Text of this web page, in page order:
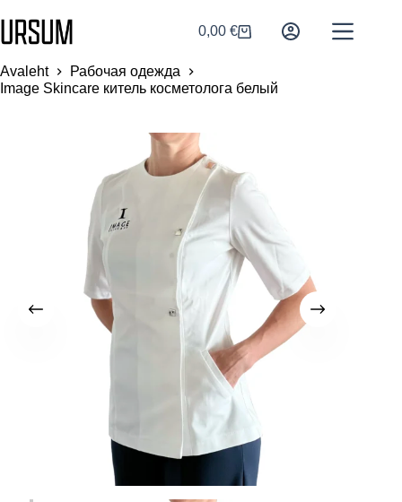
0,00€
Avaleht
Рабочая одежда
Image Skincare китель косметолога белый